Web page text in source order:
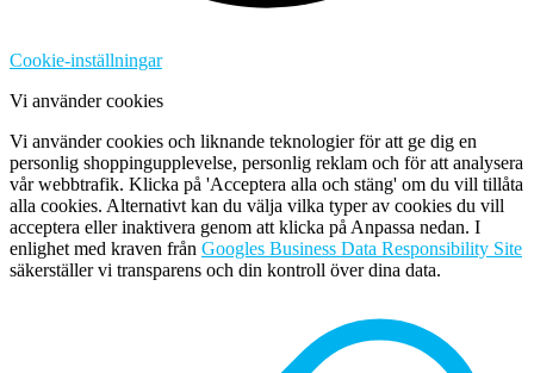
Cookie-inställningar
Vi använder cookies
Vi använder cookies och liknande teknologier för att ge dig en
personlig shoppingupplevelse, personlig reklam och för att analysera
vår webbtrafik. Klicka på 'Acceptera alla och stäng' om du vill tillåta
alla cookies. Alternativt kan du välja vilka typer av cookies du vill
acceptera eller inaktivera genom att klicka på Anpassa nedan. I
enlighet med kraven från Googles Business Data Responsibility Site
säkerställer vi transparens och din kontroll över dina data.